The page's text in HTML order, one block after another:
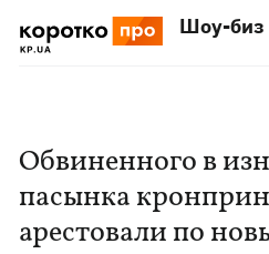
Шоу-биз
Обвиненного в
пасынка
арестовали по